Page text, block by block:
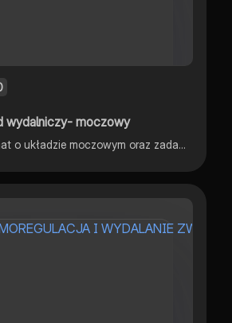
wydalniczy- moczowy
Opracowany temat o układzie moczowym oraz zadania maturalne, również opracowane